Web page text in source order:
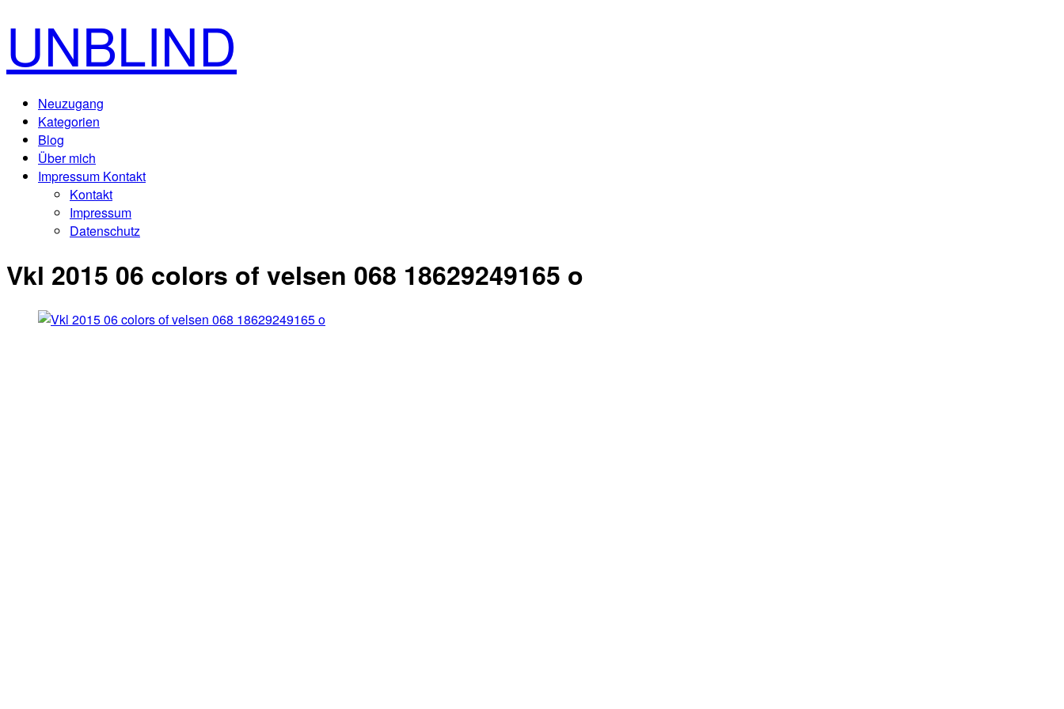
UNBLIND
Neuzugang
Kategorien
Blog
Über mich
Impressum Kontakt
Kontakt
Impressum
Datenschutz
Vkl 2015 06 colors of velsen 068 18629249165 o